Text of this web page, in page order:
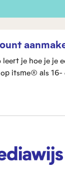
i
leert je hoe je je
itsme® als 16-